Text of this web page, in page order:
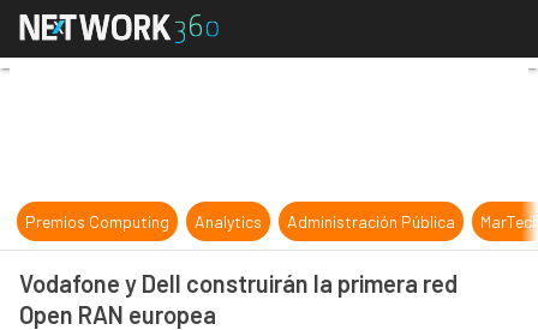
Vodafone y Dell construirán la
Premios Computing Analytics Administración Pública
Vodafone y Dell construirán la primera red
Open RAN europea